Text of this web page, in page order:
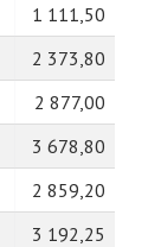
1 111,50
2 373,80
2 877,00
3 678,80
2 859,20
3 192,25